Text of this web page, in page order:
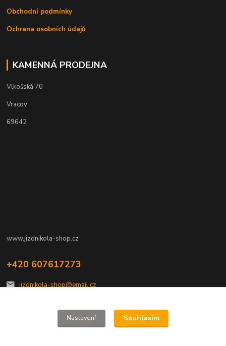
Obchodní podmínky
Ochrana osobních údajů
KAMENNÁ PRODEJNA
Vlkošská 70
Vracov
69642
www.jizdnikola-shop.cz
+420 607617273
jizdnikola-shop@email.cz
Nastavení Souhlasím